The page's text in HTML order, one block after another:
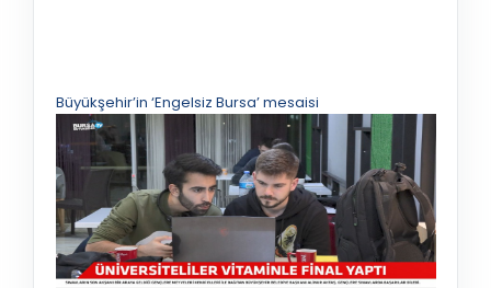
Büyükşehir’in ‘Engelsiz Bursa’ mesaisi